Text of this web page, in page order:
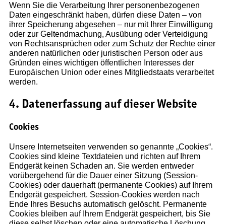
Wenn Sie die Verarbeitung Ihrer personenbezogenen
Daten eingeschränkt haben, dürfen diese Daten – von
ihrer Speicherung abgesehen – nur mit Ihrer Einwilligung
oder zur Geltendmachung, Ausübung oder Verteidigung
von Rechtsansprüchen oder zum Schutz der Rechte einer
anderen natürlichen oder juristischen Person oder aus
Gründen eines wichtigen öffentlichen Interesses der
Europäischen Union oder eines Mitgliedstaats verarbeitet
werden.
4. Datenerfassung auf dieser Website
Cookies
Unsere Internetseiten verwenden so genannte „Cookies“.
Cookies sind kleine Textdateien und richten auf Ihrem
Endgerät keinen Schaden an. Sie werden entweder
vorübergehend für die Dauer einer Sitzung (Session-
Cookies) oder dauerhaft (permanente Cookies) auf Ihrem
Endgerät gespeichert. Session-Cookies werden nach
Ende Ihres Besuchs automatisch gelöscht. Permanente
Cookies bleiben auf Ihrem Endgerät gespeichert, bis Sie